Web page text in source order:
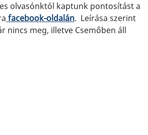
olvasónktól kaptunk pontosítást a
facebook-oldalán. Leírása szerint
nincs meg, illetve Csemőben áll